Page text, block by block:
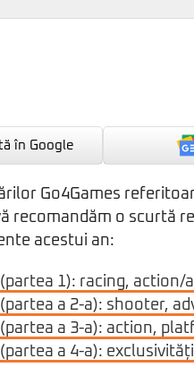
în Google
Go4Games
recomandăm o scurtă
acestui an:
1): racing, action/
a 2-a): shooter,
a 3-a): action,
a 4-a):